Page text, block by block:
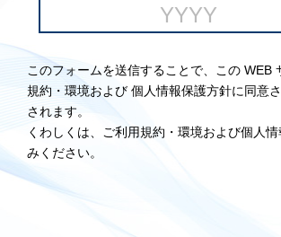
このフォームを送信することで、この WEB
規約・環境および 個人情報保護方針に同意
されます。
くわしくは、ご利用規約・環境および個人
みください。